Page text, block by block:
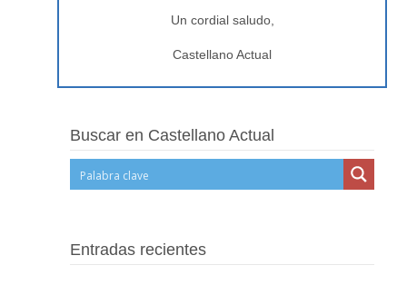
Un cordial saludo,
Castellano Actual
Buscar en Castellano Actual
Entradas recientes